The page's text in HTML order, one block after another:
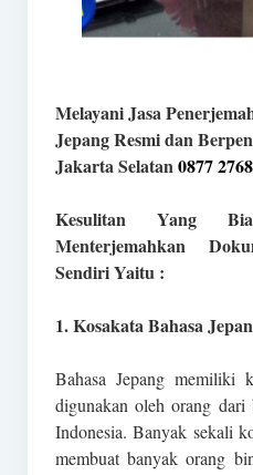
Melayani Jasa
Jepang Resmi dan
Jakarta Selatan 0877
Kesulitan Yang
Menterjemahkan
Sendiri Yaitu :
1. Kosakata Bahasa
Bahasa Jepang memiliki
digunakan oleh orang dari
Indonesia. Banyak sekali
membuat banyak orang